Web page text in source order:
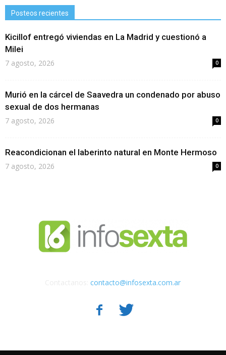
Posteos recientes
Kicillof entregó viviendas en La Madrid y cuestionó a
Milei
7 agosto, 2026 0
Murió en la cárcel de Saavedra un condenado por abuso
sexual de dos hermanas
7 agosto, 2026 0
Reacondicionan el laberinto natural en Monte Hermoso
7 agosto, 2026 0
contacto@infosexta.com.ar